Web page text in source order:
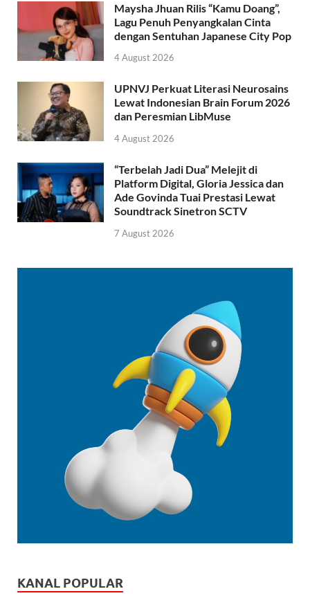
Maysha Jhuan Rilis “Kamu Doang”,
Lagu Penuh Penyangkalan Cinta
dengan Sentuhan Japanese City Pop
4 August 2026
UPNVJ Perkuat Literasi Neurosains
Lewat Indonesian Brain Forum 2026
dan Peresmian LibMuse
4 August 2026
“Terbelah Jadi Dua” Melejit di
Platform Digital, Gloria Jessica dan
Ade Govinda Tuai Prestasi Lewat
Soundtrack Sinetron SCTV
7 August 2026
KANAL POPULAR